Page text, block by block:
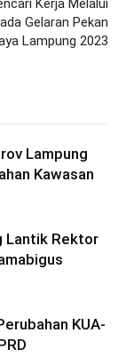
Kerja Melalui
Gelaran Pekan
Lampung 2023
Lampung
Kawasan
Lantik Rektor
KUA-